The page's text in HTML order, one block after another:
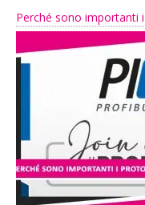
Perché sono importanti